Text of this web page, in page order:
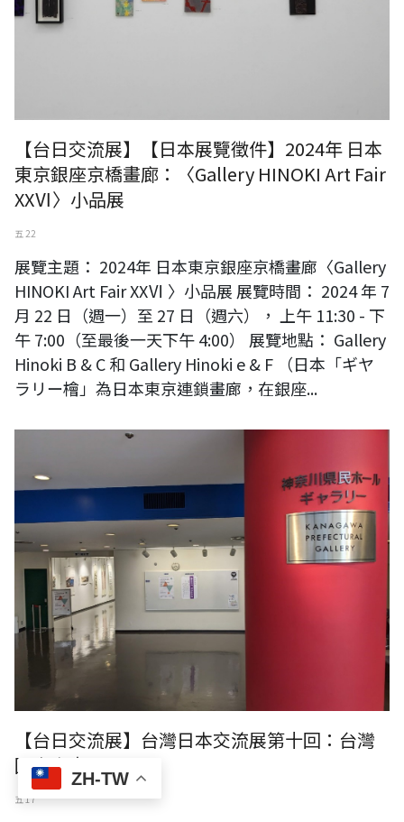
ZH-TW
【台日交流展】【日本展覽徵件】2024年 日本
東京銀座京橋畫廊：〈Gallery HINOKI Art Fair
XXⅥ〉小品展
五 22
展覽主題： 2024年 日本東京銀座京橋畫廊〈Gallery
HINOKI Art Fair XXⅥ 〉小品展 展覽時間： 2024 年 7
月 22 日（週一）至 27 日（週六）， 上午 11:30 - 下
午 7:00（至最後一天下午 4:00） 展覽地點： Gallery
Hinoki B & C 和 Gallery Hinoki e & F （日本「ギヤ
ラリー檜」為日本東京連鎖畫廊，在銀座...
【台日交流展】台灣日本交流展第十回：台灣
國際書畫展
五 17